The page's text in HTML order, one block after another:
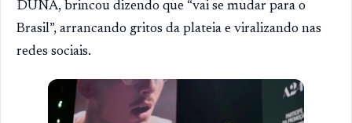
DUNA, brincou dizendo que “vai se mudar para o
Brasil”, arrancando gritos da plateia e viralizando nas
redes sociais.